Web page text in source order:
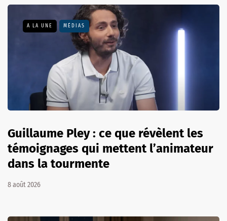
A LA UNE MÉDIAS
Guillaume Pley : ce que révèlent les
témoignages qui mettent l’animateur
dans la tourmente
8 août 2026